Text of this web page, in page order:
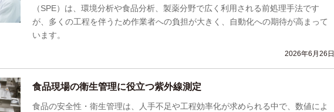
（SPE）は、環境分析や食品分析、製薬分野で広く利用される前処理手法です
が、多くの工程を伴うため作業者への負担が大きく、自動化への期待が高まって
います。
2026年6月26日
食品現場の衛生管理に役立つ紫外線測定
食品の安全性・衛生管理は、人手不足や工程効率化が求められる中で、数値によ